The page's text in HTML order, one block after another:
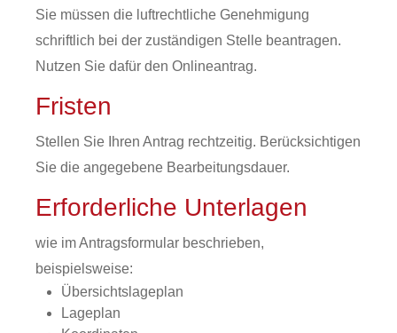
Sie müssen die luftrechtliche Genehmigung
schriftlich bei der zuständigen Stelle beantragen.
Nutzen Sie dafür den Onlineantrag.
Fristen
Stellen Sie Ihren Antrag rechtzeitig. Berücksichtigen
Sie die angegebene Bearbeitungsdauer.
Erforderliche Unterlagen
wie im Antragsformular beschrieben,
beispielsweise:
Übersichtslageplan
Lageplan